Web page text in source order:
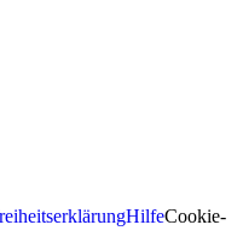
HilfeCookie-